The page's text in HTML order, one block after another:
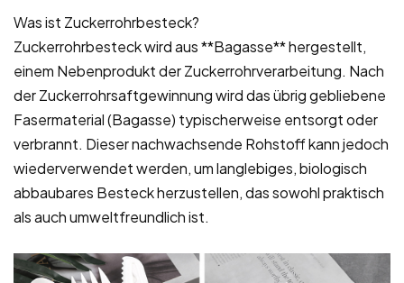
Was ist Zuckerrohrbesteck?
Zuckerrohrbesteck wird aus **Bagasse** hergestellt,
einem Nebenprodukt der Zuckerrohrverarbeitung. Nach
der Zuckerrohrsaftgewinnung wird das übrig gebliebene
Fasermaterial (Bagasse) typischerweise entsorgt oder
verbrannt. Dieser nachwachsende Rohstoff kann jedoch
wiederverwendet werden, um langlebiges, biologisch
abbaubares Besteck herzustellen, das sowohl praktisch
als auch umweltfreundlich ist.